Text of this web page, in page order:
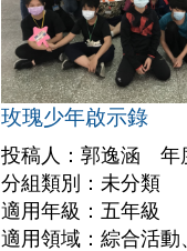
玫瑰少年啟示錄
投稿人：郭逸涵 年
分組類別：未分類
適用年級：五年級
適用領域：綜合活動